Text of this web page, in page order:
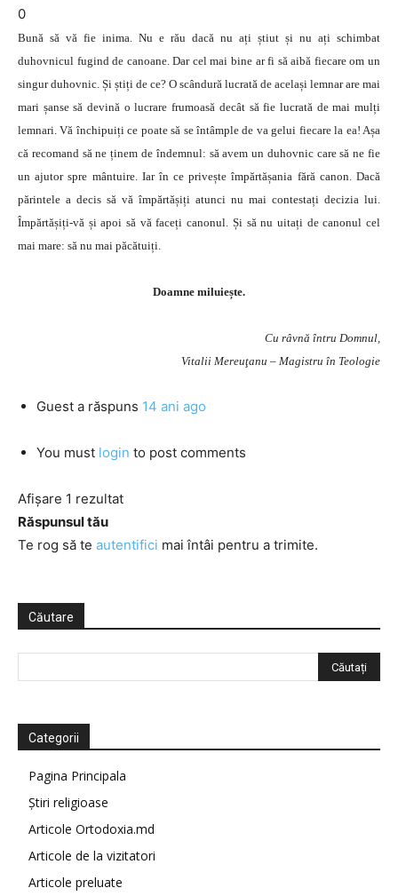
0
Bună să vă fie inima. Nu e rău dacă nu ați știut și nu ați schimbat
duhovnicul fugind de canoane. Dar cel mai bine ar fi să aibă fiecare om un
singur duhovnic. Și știți de ce? O scândură lucrată de același lemnar are mai
mari șanse să devină o lucrare frumoasă decât să fie lucrată de mai mulți
lemnari. Vă închipuiți ce poate să se întâmple de va gelui fiecare la ea! Așa
că recomand să ne ținem de îndemnul: să avem un duhovnic care să ne fie
un ajutor spre mântuire. Iar în ce privește împărtășania fără canon. Dacă
părintele a decis să vă împărtășiți atunci nu mai contestați decizia lui.
Împărtășiți-vă și apoi să vă faceți canonul. Și să nu uitați de canonul cel
mai mare: să nu mai păcătuiți.
Doamne miluiește.
Cu râvnă întru Domnul,
Vitalii Mereuţanu – Magistru în Teologie
Guest a răspuns 14 ani ago
You must login to post comments
Afișare 1 rezultat
Răspunsul tău
Te rog să te autentifici mai întâi pentru a trimite.
Căutare
Categorii
Pagina Principala
Știri religioase
Articole Ortodoxia.md
Articole de la vizitatori
Articole preluate